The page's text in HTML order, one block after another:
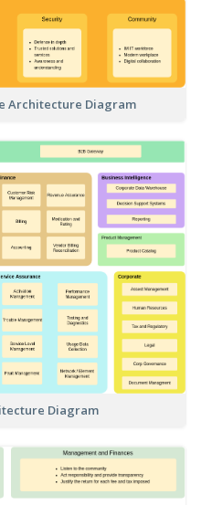
Architecture Diagram
Diagram